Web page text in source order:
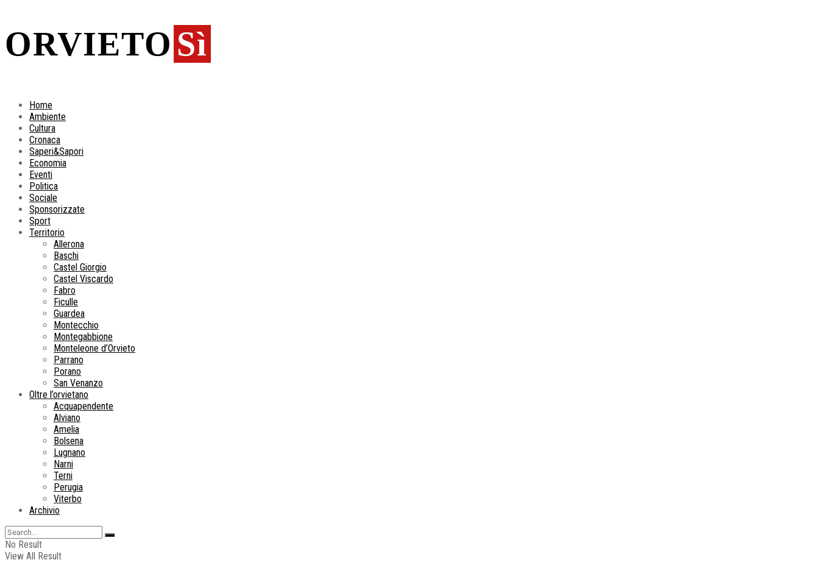
ORVIETO Sì
Home
Ambiente
Cultura
Cronaca
Saperi&Sapori
Economia
Eventi
Politica
Sociale
Sponsorizzate
Sport
Territorio
Allerona
Baschi
Castel Giorgio
Castel Viscardo
Fabro
Ficulle
Guardea
Montecchio
Montegabbione
Monteleone d’Orvieto
Parrano
Porano
San Venanzo
Oltre l’orvietano
Acquapendente
Alviano
Amelia
Bolsena
Lugnano
Narni
Terni
Perugia
Viterbo
Archivio
No Result
View All Result